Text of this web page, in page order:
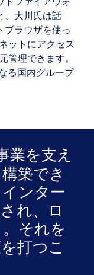
、大川氏は話
ブラウザを使っ
ットにアクセス
管理できます。
る国内グループ
業を支え
築でき
ンター
れ、ロ
それを
打つこ